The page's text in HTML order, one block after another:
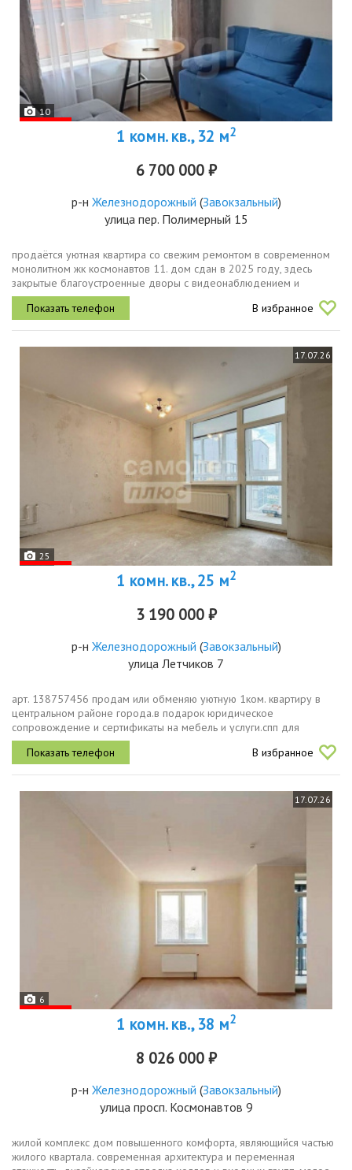
10
1 комн. кв., 32 м2
6 700 000 ₽
р-н Железнодорожный (Завокзальный)
улица пер. Полимерный 15
продаётся уютная квартира со свежим ремонтом в современном
монолитном жк космонавтов 11. дом сдан в 2025 году, здесь
закрытые благоустроенные дворы с видеонаблюдением и
охраной, а также развитая инфраструктура. в квартире остаётся вся
бытовая...
В избранное
17.07.26
25
1 комн. кв., 25 м2
3 190 000 ₽
р-н Железнодорожный (Завокзальный)
улица Летчиков 7
арт. 138757456 продам или обменяю уютную 1ком. квартиру в
центральном районе города.в подарок юридическое
сопровождение и сертификаты на мебель и услуги.спп для
агентов.данный жк расположен в железнодорожном районе
екатеринбурга, сочетая близость к...
В избранное
17.07.26
6
1 комн. кв., 38 м2
8 026 000 ₽
р-н Железнодорожный (Завокзальный)
улица просп. Космонавтов 9
жилой комплекс дом повышенного комфорта, являющийся частью
жилого квартала. современная архитектура и переменная